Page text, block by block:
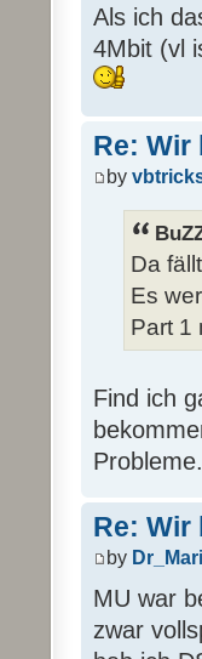
Als ich
4Mbit (vl
Re: Wir
by
Da
Es
Part 1
Find ich
Probleme.
Re: Wir
by
MU war
zwar